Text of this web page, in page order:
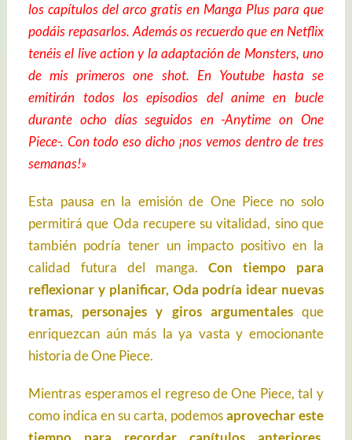
los capítulos del arco gratis en Manga Plus para que
podáis repasarlos. Además os recuerdo que en Netflix
tenéis el live action y la adaptación de Monsters, uno
de mis primeros one shot. En Youtube hasta se
emitirán todos los episodios del anime en bucle
durante ocho días seguidos en -Anytime on One
Piece-. Con todo eso dicho ¡nos vemos dentro de tres
semanas!»
Esta pausa en la emisión de One Piece no solo
permitirá que Oda recupere su vitalidad, sino que
también podría tener un impacto positivo en la
calidad futura del manga. Con tiempo para
reflexionar y planificar, Oda podría idear nuevas
tramas, personajes y giros argumentalesque
enriquezcan aún más la ya vasta y emocionante
historia de One Piece.
Mientras esperamos el regreso de One Piece, tal y
como indica en su carta, podemosaprovechar este